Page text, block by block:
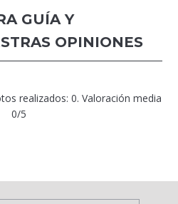
GUÍA Y
OPINIONES
realizados: 0. Valoración media
0/5